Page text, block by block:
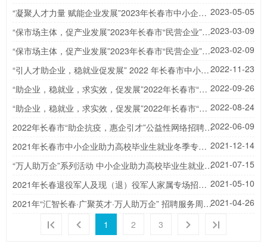
“凝聚人才力量 赋能企业发展”2023年长春市中小企业公益专场人才招聘会成功举办 2023-05-05
“保市场主体，促产业发展”2023年长春市“民营企业”春季招聘服务月活动圆满落幕2023-03-09
“保市场主体，促产业发展”2023年长春市“民营企业”春季招聘服务月首场招聘会成功举办2023-02-09
“引人才助企业，稳就业促发展” 2022 年长春市中小企业公益专场人才招聘会成功举办2022-11-23
​“助企业，稳就业，求实效，促发展”2022年长春市“民营企业”招聘服务月活动圆满落幕 2022-09-26
“助企业，稳就业，求实效，促发展”2022年长春市“民营企业”招聘服务月首场活动成效显著 2022-08-24
2022年长春市“助企抗疫，惠企引才”公益性网络招聘服务月活动圆满成功2022-06-09
2021年长春市中小企业助力高校毕业生就业冬季专场公益人才招聘会成功举办 2021-12-14
“万人助万企”系列活动 中小企业助力高校毕业生就业暑期专场招聘会成功举办2021-07-15
2021年长春退役军人及现（退）役军人家属专场招聘会成功举行 2021-05-10
2021年“汇智长春·广聚英才·万人助万企” 招聘服务周系列活动完美落幕2021-04-26
1
2 3